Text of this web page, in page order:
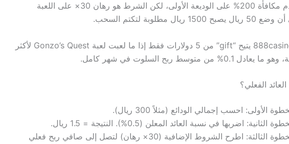
Betway يقدم مكافأة 200% على الوديعة الأولى، لكن الشرط هو رهان 30× على اللعبة
ريال مطلوبة لتكتم السحب.
وبالمقابل، 888casino يتيح “gift” من 5 دولارات فقط إذا ما لعبت لعبة Gonzo’s Quest لأكثر
الفعلي؟
الأولى: احسب إجمالي الودائع (مثلاً 300 ريال).
الثانية: اضربها في نسبة العائد المعلن (0.5%). النتيجة = 1.5 ريال.
الخطوة الثالثة: اطرح الشروط الإضافية (30× رهان) لتصل إلى صافي ربح فعلي